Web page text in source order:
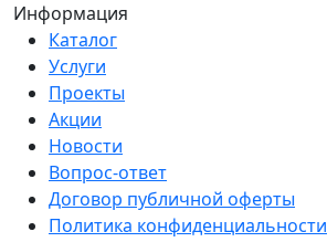
Информация
Каталог
Услуги
Проекты
Акции
Новости
Вопрос-ответ
Договор публичной оферты
Политика конфиденциальности